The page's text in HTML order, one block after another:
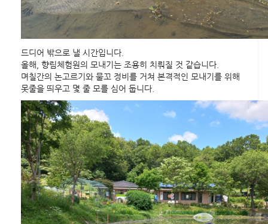
드디어 밖으로 낼 시간입니다.
올해, 향림체험원의 모내기는 조용히 치뤄질 것 같습니다.
며칠간의 논고르기와 물꼬 정비를 거쳐 본격적인 모내기를 위해
못줄을 띄우고 몇 줄 모를 심어 둡니다.